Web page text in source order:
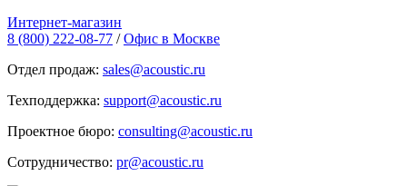
Интернет-магазин
8 (800) 222-08-77 / Офис в Москве
Отдел продаж: sales@acoustic.ru
Техподдержка: support@acoustic.ru
Проектное бюро: consulting@acoustic.ru
Сотрудничество: pr@acoustic.ru